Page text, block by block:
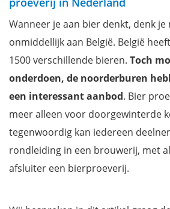
Wanneer je aan bier denkt, denk je
onmiddellijk aan België. België
1500 verschillende bieren. Toch
onderdoen, de noorderburen
een interessant aanbod. Bier
meer alleen voor doorgewinterde
tegenwoordig kan iedereen
rondleiding in een brouwerij, met
afsluiter een bierproeverij.